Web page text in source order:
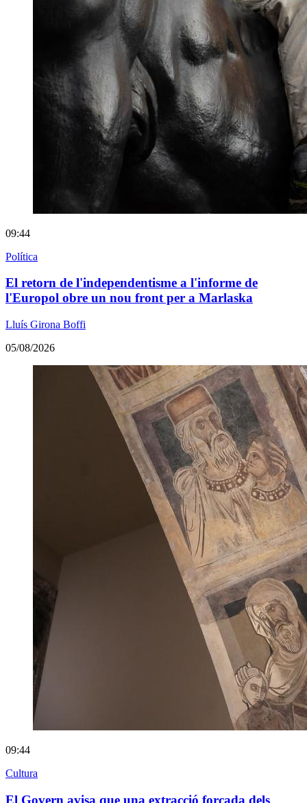
09:44
Política
El retorn de l'independentisme a l'informe de
l'Europol obre un nou front per a Marlaska
Lluís Girona Boffi
05/08/2026
09:44
Cultura
El Govern avisa que una extracció forçada dels